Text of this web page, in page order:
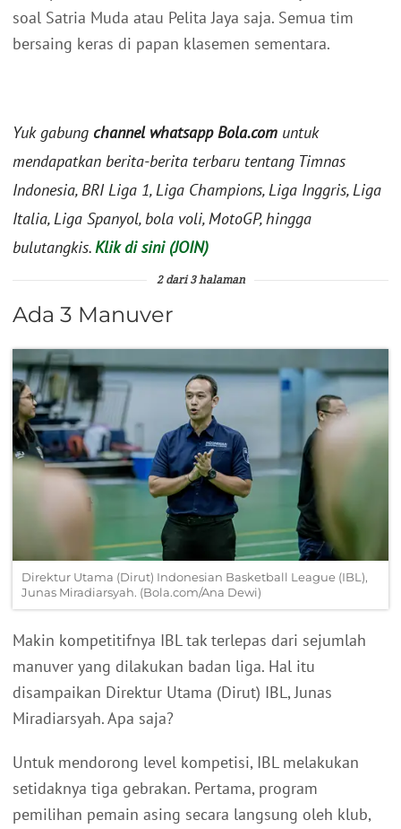
soal Satria Muda atau Pelita Jaya saja. Semua tim
bersaing keras di papan klasemen sementara.
Yuk gabung channel whatsapp Bola.com untuk
mendapatkan berita-berita terbaru tentang Timnas
Indonesia, BRI Liga 1, Liga Champions, Liga Inggris, Liga
Italia, Liga Spanyol, bola voli, MotoGP, hingga
bulutangkis.Klik di sini (JOIN)
2 dari 3 halaman
Ada 3 Manuver
Direktur Utama (Dirut) Indonesian Basketball League (IBL),
Junas Miradiarsyah. (Bola.com/Ana Dewi)
Makin kompetitifnya IBL tak terlepas dari sejumlah
manuver yang dilakukan badan liga. Hal itu
disampaikan Direktur Utama (Dirut) IBL, Junas
Miradiarsyah. Apa saja?
Untuk mendorong level kompetisi, IBL melakukan
setidaknya tiga gebrakan. Pertama, program
pemilihan pemain asing secara langsung oleh klub,